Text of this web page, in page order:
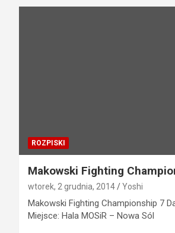
ROZPISKI
Makowski Fighting
wtorek, 2 grudnia, 2014 Yoshi
Makowski Fighting Championship 7
Miejsce: Hala MOSiR – Nowa Sól